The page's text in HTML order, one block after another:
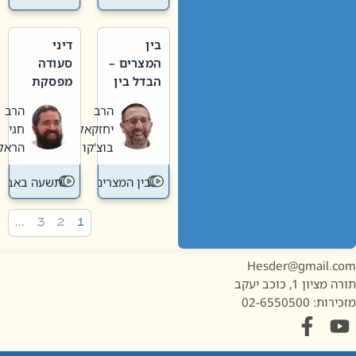
בין
המצרים –
הבדל בין
חדשה
לישנה
הרב
יחזקאל
בוצ'קו
בין המצרים
דיני
סעודה
מפסקת
תשעה
באב
הרב
חגי
הראל
תשעה באב
1, כוכב יעקב
02-6550500